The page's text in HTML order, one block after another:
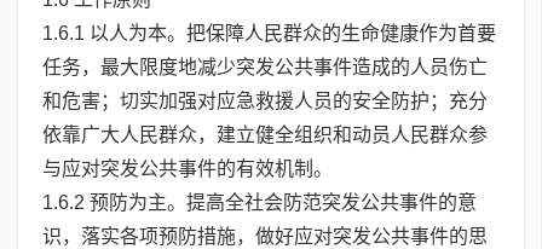
1.6.1 以人为本。把保障人民群众的生命健康作为首要
任务，最大限度地减少突发公共事件造成的人员伤亡
和危害；切实加强对应急救援人员的安全防护；充分
依靠广大人民群众，建立健全组织和动员人民群众参
与应对突发公共事件的有效机制。
1.6.2 预防为主。提高全社会防范突发公共事件的意
识，落实各项预防措施，做好应对突发公共事件的思